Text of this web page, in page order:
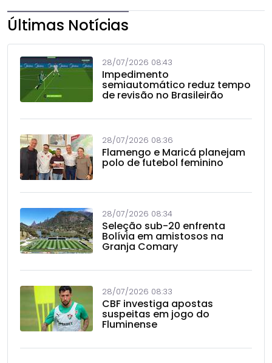
Últimas Notícias
28/07/2026 08:43
Impedimento
semiautomático reduz tempo
de revisão no Brasileirão
28/07/2026 08:36
Flamengo e Maricá planejam
polo de futebol feminino
28/07/2026 08:34
Seleção sub-20 enfrenta
Bolívia em amistosos na
Granja Comary
28/07/2026 08:33
CBF investiga apostas
suspeitas em jogo do
Fluminense